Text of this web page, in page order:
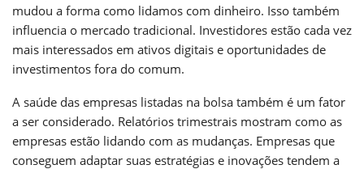
mudou a forma como lidamos com dinheiro. Isso também
influencia o mercado tradicional. Investidores estão cada vez
mais interessados em ativos digitais e oportunidades de
investimentos fora do comum.
A saúde das empresas listadas na bolsa também é um fator
a ser considerado. Relatórios trimestrais mostram como as
empresas estão lidando com as mudanças. Empresas que
conseguem adaptar suas estratégias e inovações tendem a